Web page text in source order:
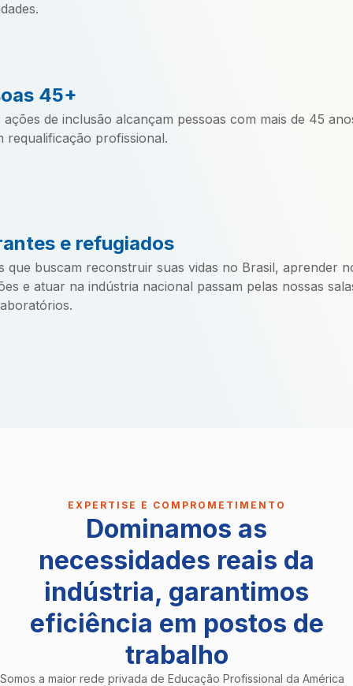
45+
ações de inclusão alcançam pessoas com mais de 45
requalificação profissional.
e refugiados
que buscam reconstruir suas vidas no Brasil, aprender
e atuar na indústria nacional passam pelas nossas
EXPERTISE E COMPROMETIMENTO
Dominamos as
necessidades reais da
indústria, garantimos
eficiência em postos de
trabalho
Somos a maior rede privada de Educação Profissional da América